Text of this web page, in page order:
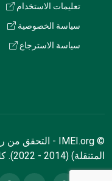
تعليمات الاستخدام
سياسة الخصوصية
سياسة الاسترجاع
المتنقلة) (2014 - 2022). كل الحقوق محفوظة